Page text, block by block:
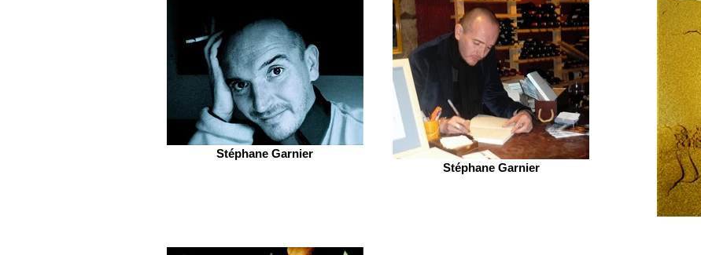
Stéphane Garnier
Stéphane Garnier